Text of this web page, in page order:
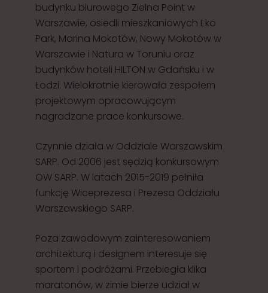
budynku biurowego Zielna Point w
Warszawie, osiedli mieszkaniowych Eko
Park, Marina Mokotów, Nowy Mokotów w
Warszawie i Natura w Toruniu oraz
budynków hoteli HILTON w Gdańsku i w
Łodzi. Wielokrotnie kierowała zespołem
projektowym opracowującym
nagradzane prace konkursowe.
Czynnie działa w Oddziale Warszawskim
SARP. Od 2006 jest sędzią konkursowym
OW SARP. W latach 2015-2019 pełniła
funkcję Wiceprezesa i Prezesa Oddziału
Warszawskiego SARP.
Poza zawodowym zainteresowaniem
architekturą i designem interesuje się
sportem i podróżami. Przebiegła klika
maratonów, w zimie bierze udział w